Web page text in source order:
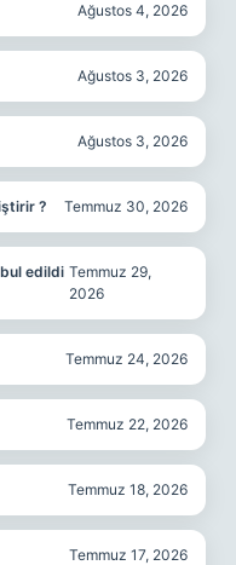
Ağustos 4, 2026
Ağustos 3, 2026
Ağustos 3, 2026
? Temmuz 30, 2026
edildi Temmuz 29,
2026
Temmuz 24, 2026
Temmuz 22, 2026
Temmuz 18, 2026
Temmuz 17, 2026